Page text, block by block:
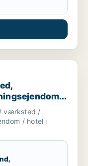
til salg i
m.fl.
værksted /
/ hotel i